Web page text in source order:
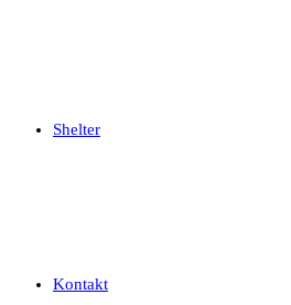
Shelter
Kontakt